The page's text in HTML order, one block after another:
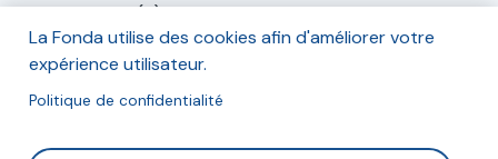
Janvier 2025 (4)
Décembre 2024 (6)
Novembre 2024 (1)
La Fonda utilise des cookies afin d'améliorer votre
expérience utilisateur.
Politique de confidentialité